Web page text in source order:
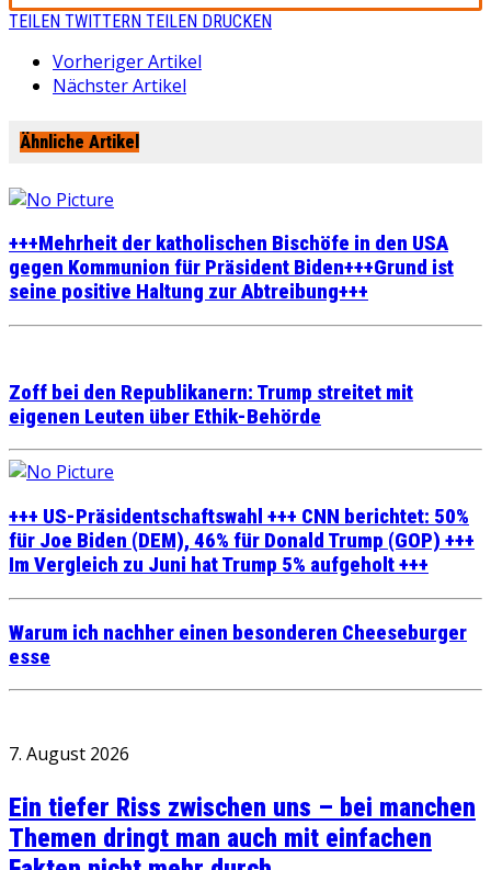
TEILEN TWITTERN TEILEN DRUCKEN
Vorheriger Artikel
Nächster Artikel
Ähnliche Artikel
+++Mehrheit der katholischen Bischöfe in den USA
gegen Kommunion für Präsident Biden+++Grund ist
seine positive Haltung zur Abtreibung+++
Zoff bei den Republikanern: Trump streitet mit
eigenen Leuten über Ethik-Behörde
+++ US-Präsidentschaftswahl +++ CNN berichtet: 50%
für Joe Biden (DEM), 46% für Donald Trump (GOP) +++
Im Vergleich zu Juni hat Trump 5% aufgeholt +++
Warum ich nachher einen besonderen Cheeseburger
esse
7. August 2026
Ein tiefer Riss zwischen uns – bei manchen
Themen dringt man auch mit einfachen